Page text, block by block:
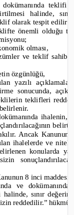
teklifi
halinde,
olarak tespit
önemli olduğu
olması,
ve teklif
özgünlüğü,
yazılı
sonucunda,
teklifleri
Ancak
ihalelerde ve
konularda
8 inci
ve
halinde, sınır
reddedilir.”